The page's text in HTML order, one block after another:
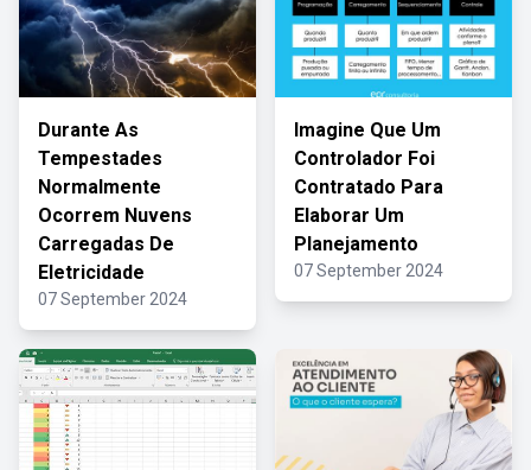
Durante As
Tempestades
Normalmente
Ocorrem Nuvens
Carregadas De
Eletricidade
07 September 2024
Imagine Que Um
Controlador Foi
Contratado Para
Elaborar Um
Planejamento
07 September 2024